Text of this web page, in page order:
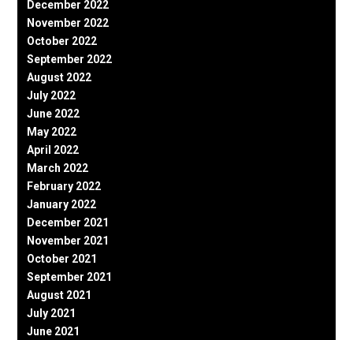
December 2022
November 2022
October 2022
September 2022
August 2022
July 2022
June 2022
May 2022
April 2022
March 2022
February 2022
January 2022
December 2021
November 2021
October 2021
September 2021
August 2021
July 2021
June 2021